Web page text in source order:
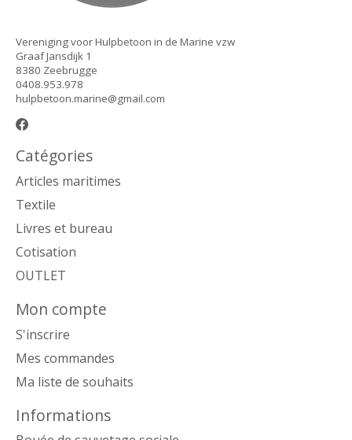
Vereniging voor Hulpbetoon in de Marine vzw
Graaf Jansdijk 1
8380 Zeebrugge
0408.953.978
hulpbetoon.marine@gmail.com
Catégories
Articles maritimes
Textile
Livres et bureau
Cotisation
OUTLET
Mon compte
S'inscrire
Mes commandes
Ma liste de souhaits
Informations